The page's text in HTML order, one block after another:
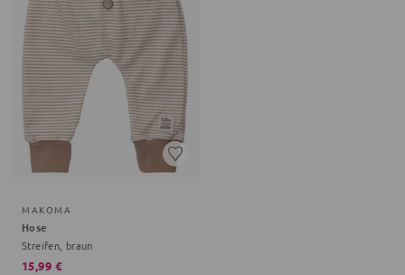
MAKOMA
Hose
Streifen, braun
15,99 €